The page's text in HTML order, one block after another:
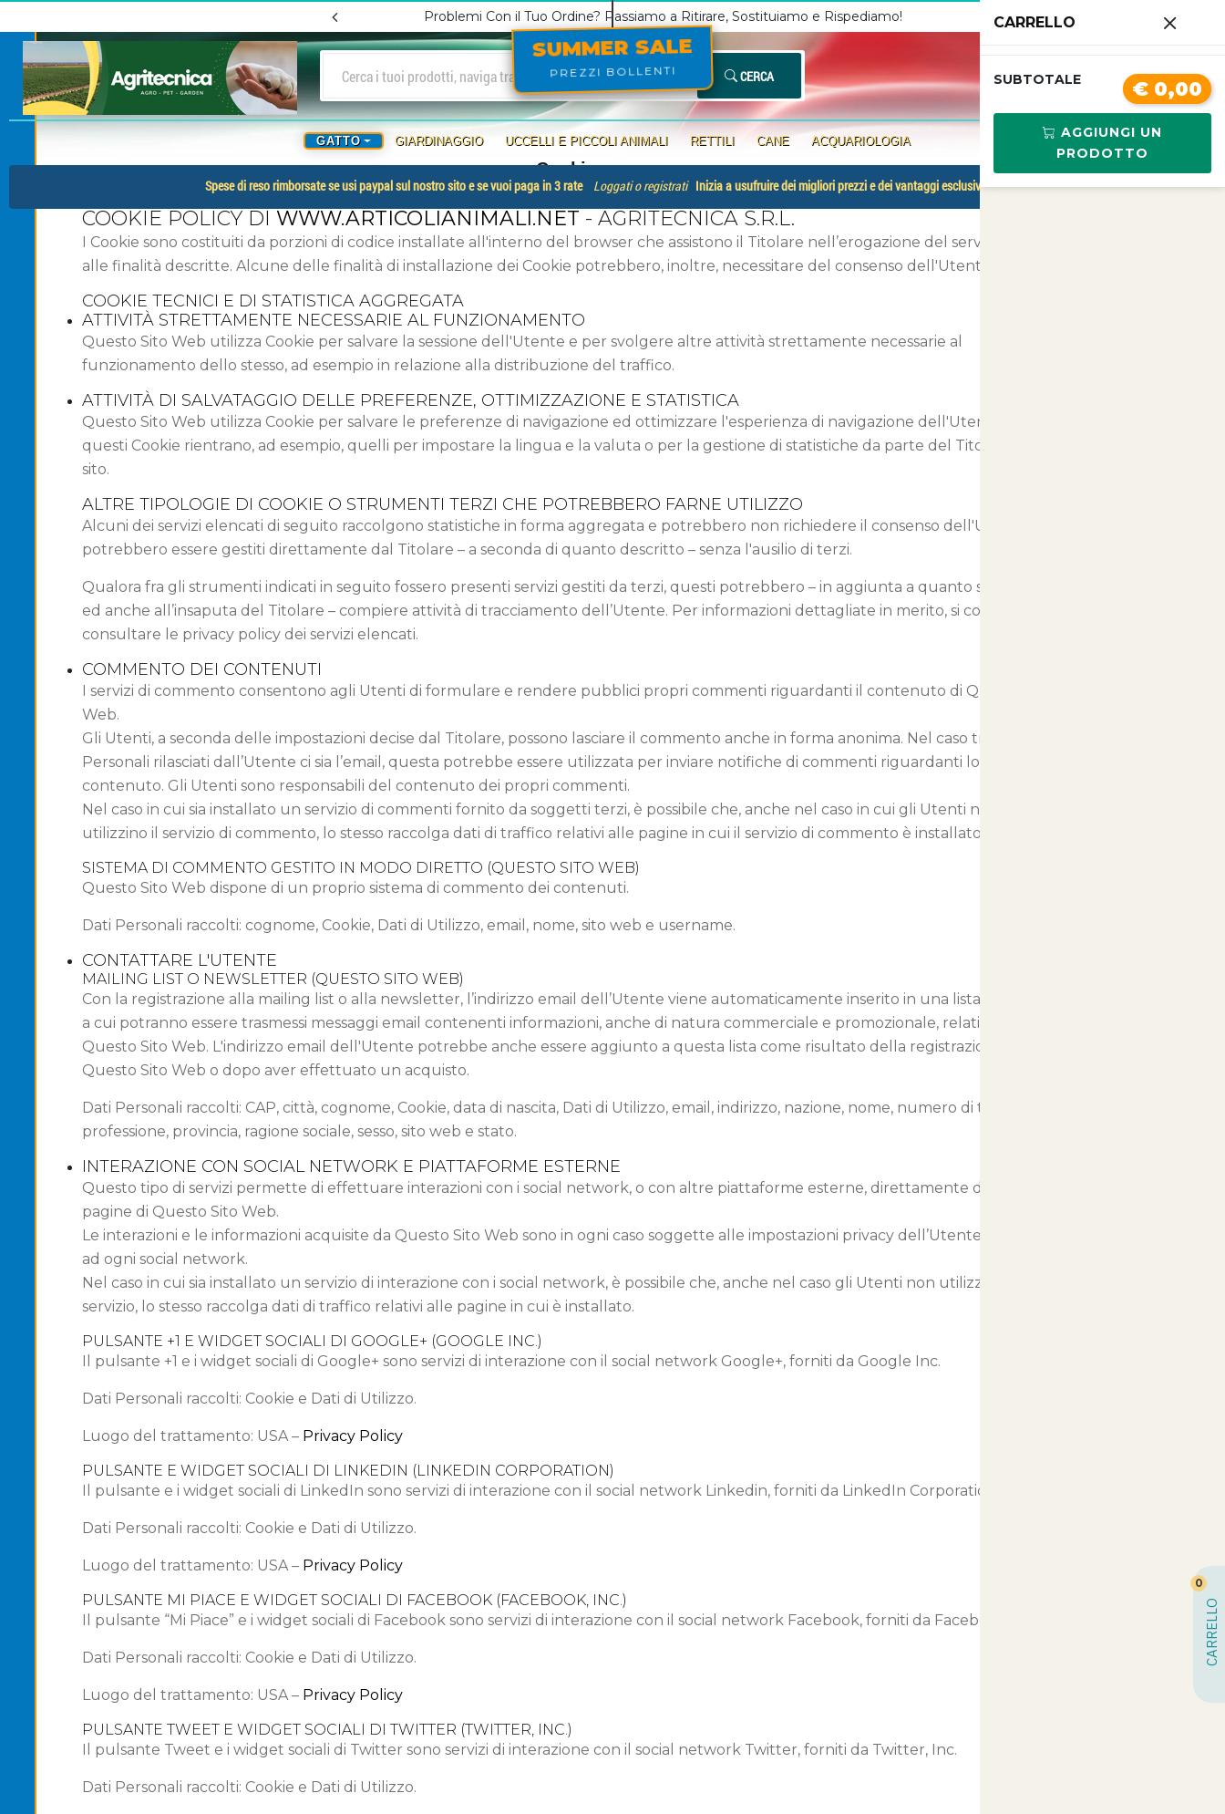
SUMMER SALE
PREZZI BOLLENTI
Problemi Con il Tuo Ordine? Passiamo a Ritirare, Sostituiamo e Rispediamo! Chiamaci 3341210267
CERCA
GATTO GIARDINAGGIO UCCELLI E PICCOLI ANIMALI RETTILI CANE ACQUARIOLOGIA
Spese di reso rimborsate se usi paypal sul nostro sito e se vuoi paga in 3 rate Loggati o registrati Inizia a usufruire dei migliori prezzi e dei vantaggi esclusivi.
Cookies
COOKIE POLICY DI WWW.ARTICOLIANIMALI.NET - AGRITECNICA S.R.L.
I Cookie sono costituiti da porzioni di codice installate all'interno del browser che assistono il Titolare nell’erogazione del servizio in base
alle finalità descritte. Alcune delle finalità di installazione dei Cookie potrebbero, inoltre, necessitare del consenso dell'Utente.
COOKIE TECNICI E DI STATISTICA AGGREGATA
ATTIVITÀ STRETTAMENTE NECESSARIE AL FUNZIONAMENTO
Questo Sito Web utilizza Cookie per salvare la sessione dell'Utente e per svolgere altre attività strettamente necessarie al
funzionamento dello stesso, ad esempio in relazione alla distribuzione del traffico.
ATTIVITÀ DI SALVATAGGIO DELLE PREFERENZE, OTTIMIZZAZIONE E STATISTICA
Questo Sito Web utilizza Cookie per salvare le preferenze di navigazione ed ottimizzare l'esperienza di navigazione dell'Utente. Fra
questi Cookie rientrano, ad esempio, quelli per impostare la lingua e la valuta o per la gestione di statistiche da parte del Titolare del
sito.
ALTRE TIPOLOGIE DI COOKIE O STRUMENTI TERZI CHE POTREBBERO FARNE UTILIZZO
Alcuni dei servizi elencati di seguito raccolgono statistiche in forma aggregata e potrebbero non richiedere il consenso dell'Utente o
potrebbero essere gestiti direttamente dal Titolare – a seconda di quanto descritto – senza l'ausilio di terzi.
Qualora fra gli strumenti indicati in seguito fossero presenti servizi gestiti da terzi, questi potrebbero – in aggiunta a quanto specificato
ed anche all’insaputa del Titolare – compiere attività di tracciamento dell’Utente. Per informazioni dettagliate in merito, si consiglia di
consultare le privacy policy dei servizi elencati.
COMMENTO DEI CONTENUTI
I servizi di commento consentono agli Utenti di formulare e rendere pubblici propri commenti riguardanti il contenuto di Questo Sito
Web.
Gli Utenti, a seconda delle impostazioni decise dal Titolare, possono lasciare il commento anche in forma anonima. Nel caso tra i Dati
Personali rilasciati dall’Utente ci sia l’email, questa potrebbe essere utilizzata per inviare notifiche di commenti riguardanti lo stesso
contenuto. Gli Utenti sono responsabili del contenuto dei propri commenti.
Nel caso in cui sia installato un servizio di commenti fornito da soggetti terzi, è possibile che, anche nel caso in cui gli Utenti non
utilizzino il servizio di commento, lo stesso raccolga dati di traffico relativi alle pagine in cui il servizio di commento è installato.
SISTEMA DI COMMENTO GESTITO IN MODO DIRETTO (QUESTO SITO WEB)
Questo Sito Web dispone di un proprio sistema di commento dei contenuti.
Dati Personali raccolti: cognome, Cookie, Dati di Utilizzo, email, nome, sito web e username.
CONTATTARE L'UTENTE
MAILING LIST O NEWSLETTER (QUESTO SITO WEB)
Con la registrazione alla mailing list o alla newsletter, l’indirizzo email dell’Utente viene automaticamente inserito in una lista di contatti
a cui potranno essere trasmessi messaggi email contenenti informazioni, anche di natura commerciale e promozionale, relative a
Questo Sito Web. L'indirizzo email dell'Utente potrebbe anche essere aggiunto a questa lista come risultato della registrazione a
Questo Sito Web o dopo aver effettuato un acquisto.
Dati Personali raccolti: CAP, città, cognome, Cookie, data di nascita, Dati di Utilizzo, email, indirizzo, nazione, nome, numero di telefono,
professione, provincia, ragione sociale, sesso, sito web e stato.
INTERAZIONE CON SOCIAL NETWORK E PIATTAFORME ESTERNE
Questo tipo di servizi permette di effettuare interazioni con i social network, o con altre piattaforme esterne, direttamente dalle
pagine di Questo Sito Web.
Le interazioni e le informazioni acquisite da Questo Sito Web sono in ogni caso soggette alle impostazioni privacy dell’Utente relative
ad ogni social network.
Nel caso in cui sia installato un servizio di interazione con i social network, è possibile che, anche nel caso gli Utenti non utilizzino il
servizio, lo stesso raccolga dati di traffico relativi alle pagine in cui è installato.
PULSANTE +1 E WIDGET SOCIALI DI GOOGLE+ (GOOGLE INC.)
Il pulsante +1 e i widget sociali di Google+ sono servizi di interazione con il social network Google+, forniti da Google Inc.
Dati Personali raccolti: Cookie e Dati di Utilizzo.
Luogo del trattamento: USA – Privacy Policy
PULSANTE E WIDGET SOCIALI DI LINKEDIN (LINKEDIN CORPORATION)
Il pulsante e i widget sociali di LinkedIn sono servizi di interazione con il social network Linkedin, forniti da LinkedIn Corporation.
Dati Personali raccolti: Cookie e Dati di Utilizzo.
Luogo del trattamento: USA – Privacy Policy
PULSANTE MI PIACE E WIDGET SOCIALI DI FACEBOOK (FACEBOOK, INC.)
Il pulsante “Mi Piace” e i widget sociali di Facebook sono servizi di interazione con il social network Facebook, forniti da Facebook, Inc.
Dati Personali raccolti: Cookie e Dati di Utilizzo.
Luogo del trattamento: USA – Privacy Policy
PULSANTE TWEET E WIDGET SOCIALI DI TWITTER (TWITTER, INC.)
Il pulsante Tweet e i widget sociali di Twitter sono servizi di interazione con il social network Twitter, forniti da Twitter, Inc.
Dati Personali raccolti: Cookie e Dati di Utilizzo.
CARRELLO
SUBTOTALE € 0,00
AGGIUNGI UN
PRODOTTO
CARRELLO
0